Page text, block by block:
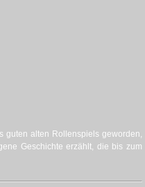
guten alten Rollenspiels geworden,
Geschichte erzählt, die bis zum